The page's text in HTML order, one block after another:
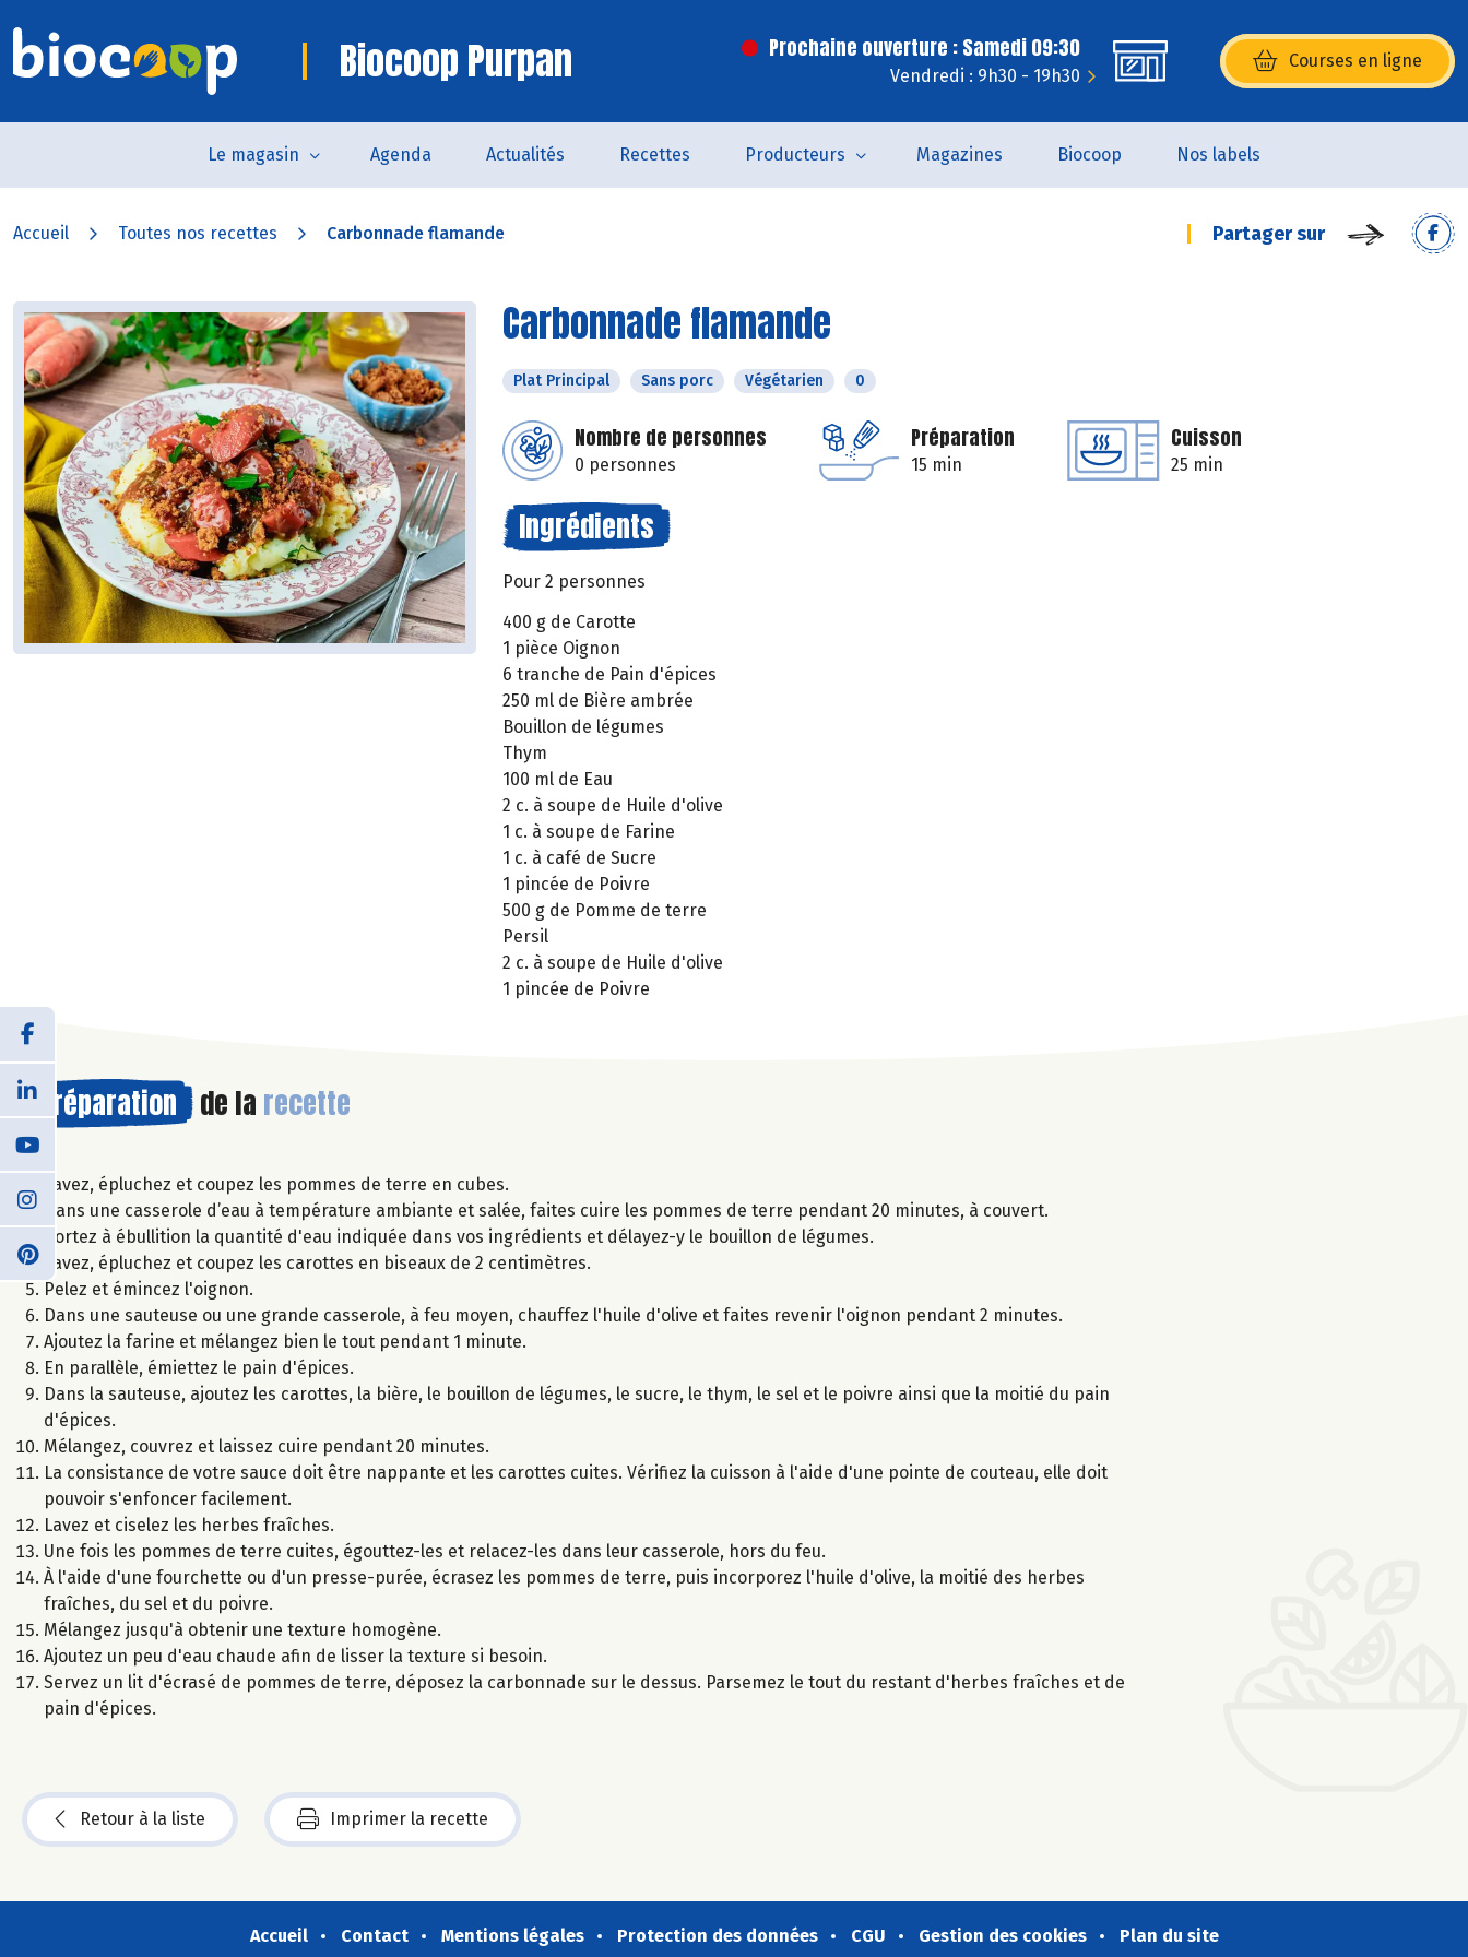
Biocoop Purpan Prochaine ouverture : Samedi 09:30
Vendredi : 9h30 - 19h30
Courses en ligne
(s’ouvre dans une nouvelle
Le magasin Agenda Actualités Recettes Producteurs Magazines Biocoop Nos labels
Accueil Toutes nos recettes Carbonnade flamande Partager sur
Carbonnade flamande
Plat Principal Sans porc Végétarien 0
Nombre de personnes
0 personnes
Préparation
15 min
Cuisson
25 min
Ingrédients
Pour 2 personnes
400 g de Carotte
1 pièce Oignon
6 tranche de Pain d'épices
250 ml de Bière ambrée
Bouillon de légumes
Thym
100 ml de Eau
2 c. à soupe de Huile d'olive
1 c. à soupe de Farine
1 c. à café de Sucre
1 pincée de Poivre
500 g de Pomme de terre
Persil
2 c. à soupe de Huile d'olive
1 pincée de Poivre
Préparation de la recette
Lavez, épluchez et coupez les pommes de terre en cubes.
Dans une casserole d’eau à température ambiante et salée, faites cuire les pommes de terre pendant 20 minutes, à couvert.
Portez à ébullition la quantité d'eau indiquée dans vos ingrédients et délayez-y le bouillon de légumes.
Lavez, épluchez et coupez les carottes en biseaux de 2 centimètres.
Pelez et émincez l'oignon.
Dans une sauteuse ou une grande casserole, à feu moyen, chauffez l'huile d'olive et faites revenir l'oignon pendant 2 minutes.
Ajoutez la farine et mélangez bien le tout pendant 1 minute.
En parallèle, émiettez le pain d'épices.
Dans la sauteuse, ajoutez les carottes, la bière, le bouillon de légumes, le sucre, le thym, le sel et le poivre ainsi que la moitié du pain
d'épices.
Mélangez, couvrez et laissez cuire pendant 20 minutes.
La consistance de votre sauce doit être nappante et les carottes cuites. Vérifiez la cuisson à l'aide d'une pointe de couteau, elle doit
pouvoir s'enfoncer facilement.
Lavez et ciselez les herbes fraîches.
Une fois les pommes de terre cuites, égouttez-les et relacez-les dans leur casserole, hors du feu.
À l'aide d'une fourchette ou d'un presse-purée, écrasez les pommes de terre, puis incorporez l'huile d'olive, la moitié des herbes
fraîches, du sel et du poivre.
Mélangez jusqu'à obtenir une texture homogène.
Ajoutez un peu d'eau chaude afin de lisser la texture si besoin.
Servez un lit d'écrasé de pommes de terre, déposez la carbonnade sur le dessus. Parsemez le tout du restant d'herbes fraîches et de
pain d'épices.
Retour à la liste Imprimer la recette
Accueil Contact Mentions légales Protection des données CGU Gestion des cookies Plan du site